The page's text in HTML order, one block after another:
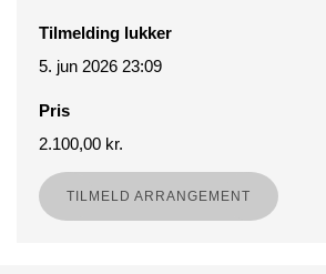
Tilmelding lukker
5. jun 2026 23:09
Pris
2.100,00 kr.
TILMELD ARRANGEMENT